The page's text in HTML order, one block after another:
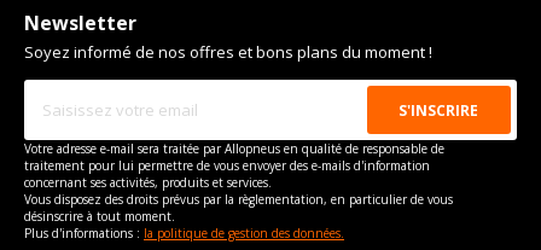
Newsletter
Soyez informé de nos offres et bons plans du moment !
Votre adresse e-mail sera traitée par Allopneus en qualité de responsable de
traitement pour lui permettre de vous envoyer des e-mails d'information
concernant ses activités, produits et services.
Vous disposez des droits prévus par la règlementation, en particulier de vous
désinscrire à tout moment.
Plus d'informations : la politique de gestion des données.